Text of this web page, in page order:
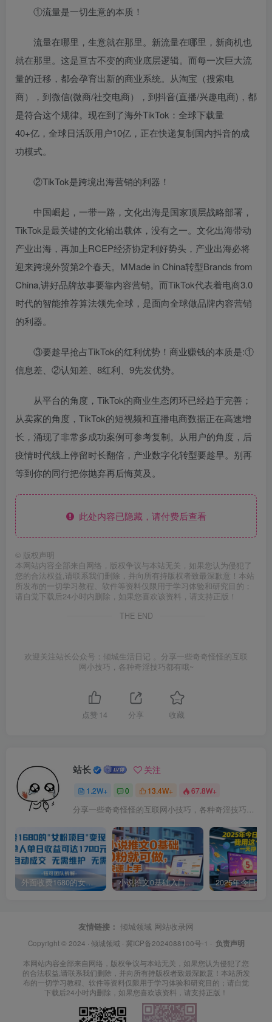
①流量是一切生意的本质！
流量在哪里，生意就在那里。新流量在哪里，新商机也
就在那里。这是亘古不变的商业底层逻辑。而每一次巨大流
量的迁移，都会孕育出新的商业系统。从淘宝（搜索电
商），到微信(微商/社交电商），到抖音(直播/兴趣电商)，都
是符合这个规律。现在到了海外TikTok：全球下载量
40+亿，全球日活跃用户10亿，正在快递复制国内抖音的成
功模式。
②TikTok是跨境出海营销的利器！
中国崛起，一带一路，文化出海是国家顶层战略部署，
TikTok是最关键的文化输出载体，没有之一。文化出海带动
产业出海，再加上RCEP经济协定利好势头，产业出海必将
迎来跨境外贸第2个春天。MMade in China转型Brands from
China,讲好品牌故事要靠内容营销。而TikTok代表着电商3.0
时代的智能推荐算法领先全球，是面向全球做品牌内容营销
的利器。
③要趁早抢占TikTok的红利优势！商业赚钱的本质是:①
信息差、②认知差、8红利、9先发优势。
从平台的角度，TikTok的商业生态闭环已经趋于完善；
从卖家的角度，TikTok的短视频和直播电商数据正在高速增
长，涌现了非常多成功案例可参考复制。从用户的角度，后
疫情时代线上停留时长翻倍，产业数字化转型要趁早。别再
等到你的同行把你抛弃再后悔莫及。
此处内容已隐藏，请付费后查看
© 版权声明
本网站内容全部来自网络，版权争议与本站无关，如果您认为侵犯了
您的合法权益,请联系我们删除，并向所有持版权者致最深歉意！本站
所发布的一切学习教程、软件等资料仅限用于学习体验和研究目的；
请自觉下载后24小时内删除，如果您喜欢该资料，请支持正版！
THE END
欢迎关注站长公众号：倾城生活日记 。分享一些奇奇怪怪的互联
网小技巧，各种奇淫技巧都有哦~
点赞 14 分享 收藏
站长 关注
1.2W+ 0 13.4W+ 67.8W+
外面收费1680的女粉项目变现，单人单日收益可达1.7k，全自动成交无需维护 小说推文0基础入门教程，0粉就可做，快速上手
友情链接： 倾城领域 网站收录网
Copyright © 2024 · 倾城领域 · 冀ICP备2024088100号-1 · 负责声明
本网站内容全部来自网络，版权争议与本站无关，如果您认为侵犯了您
的合法权益,请联系我们删除，并向所有持版权者致最深歉意！本站所发
布的一切学习教程、软件等资料仅限用于学习体验和研究目的；请自觉
下载后24小时内删除，如果您喜欢该资料，请支持正版！